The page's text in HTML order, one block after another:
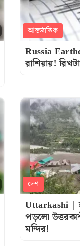
আন্তর্জাতিক
Russia
রাশিয়ায়!
দেশ
Uttarkashi |
পড়লো
মন্দির!